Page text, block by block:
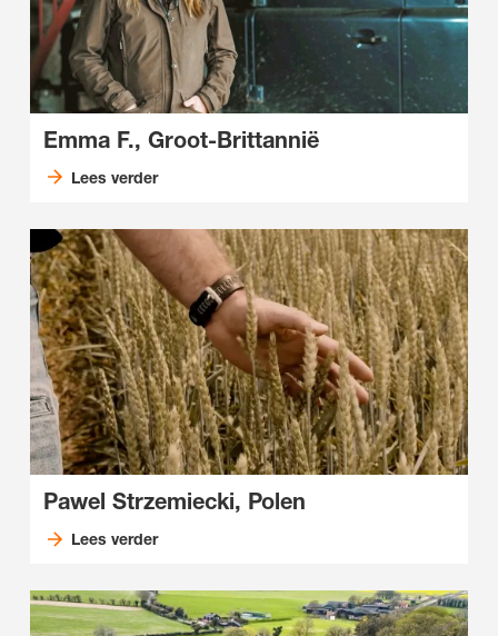
Emma F., Groot-Brittannië
Lees verder
Pawel Strzemiecki, Polen
Lees verder